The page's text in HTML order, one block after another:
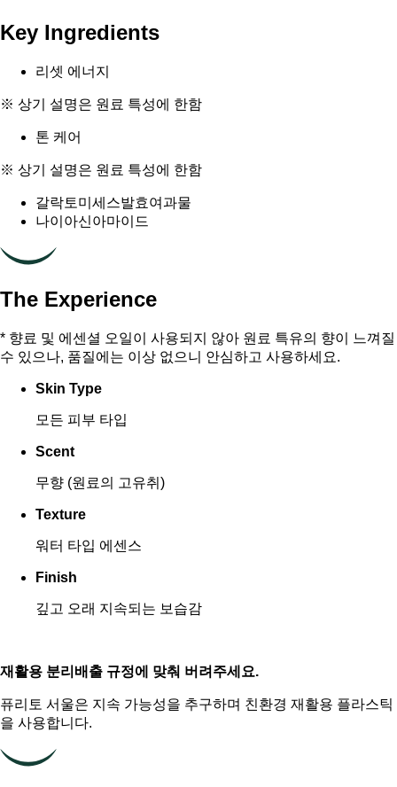
Key Ingredients
리셋 에너지
※ 상기 설명은 원료 특성에 한함
톤 케어
※ 상기 설명은 원료 특성에 한함
갈락토미세스발효여과물
나이아신아마이드
The Experience
* 향료 및 에센셜 오일이 사용되지 않아 원료 특유의 향이 느껴질
수 있으나, 품질에는 이상 없으니 안심하고 사용하세요.
Skin Type
모든 피부 타입
Scent
무향 (원료의 고유취)
Texture
워터 타입 에센스
Finish
깊고 오래 지속되는 보습감
재활용 분리배출 규정에 맞춰 버려주세요.
퓨리토 서울은 지속 가능성을 추구하며 친환경 재활용 플라스틱
을 사용합니다.